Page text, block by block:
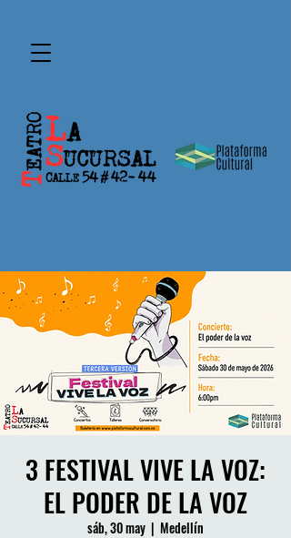
3 FESTIVAL VIVE LA VOZ:
EL PODER DE LA VOZ
sáb, 30 may
  |
Medellín